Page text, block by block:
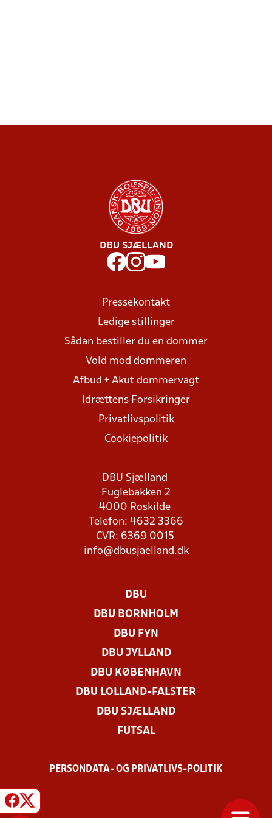
DBU SJÆLLAND
Pressekontakt
Ledige stillinger
Sådan bestiller du en dommer
Vold mod dommeren
Afbud + Akut dommervagt
Idrættens Forsikringer
Privatlivspolitik
Cookiepolitik
DBU Sjælland
Fuglebakken 2
4000 Roskilde
Telefon: 4632 3366
CVR: 6369 0015
info@dbusjaelland.dk
DBU
DBU BORNHOLM
DBU FYN
DBU JYLLAND
DBU KØBENHAVN
DBU LOLLAND-FALSTER
DBU SJÆLLAND
FUTSAL
PERSONDATA- OG PRIVATLIVS-POLITIK